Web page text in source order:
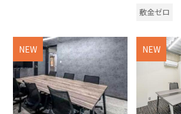
敷金ゼロ
NEW NEW